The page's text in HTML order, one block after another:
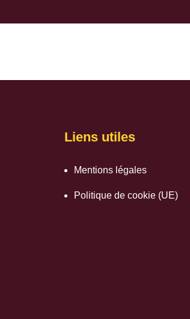
Liens utiles
Mentions légales
Politique de cookie (UE)